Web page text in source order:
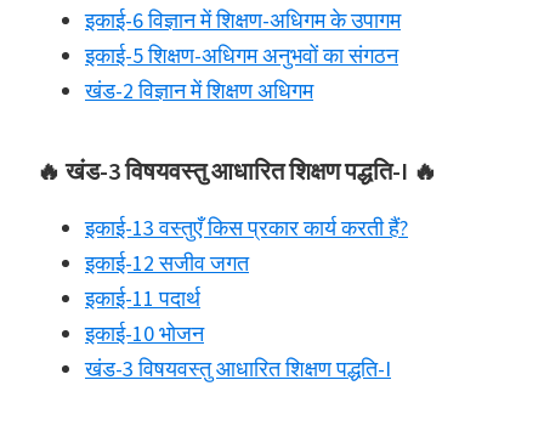
इकाई-6 विज्ञान में शिक्षण-अधिगम के उपागम
इकाई-5 शिक्षण-अधिगम अनुभवों का संगठन
खंड-2 विज्ञान में शिक्षण अधिगम
🔥 खंड-3 विषयवस्तु आधारित शिक्षण पद्धति-I 🔥
इकाई-13 वस्तुएँ किस प्रकार कार्य करती हैं?
इकाई-12 सजीव जगत
इकाई-11 पदार्थ
इकाई-10 भोजन
खंड-3 विषयवस्तु आधारित शिक्षण पद्धति-I